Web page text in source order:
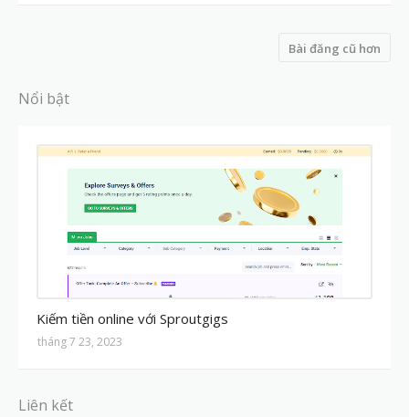
Bài đăng cũ hơn
Nổi bật
Kiếm tiền online với Sproutgigs
tháng 7 23, 2023
Liên kết